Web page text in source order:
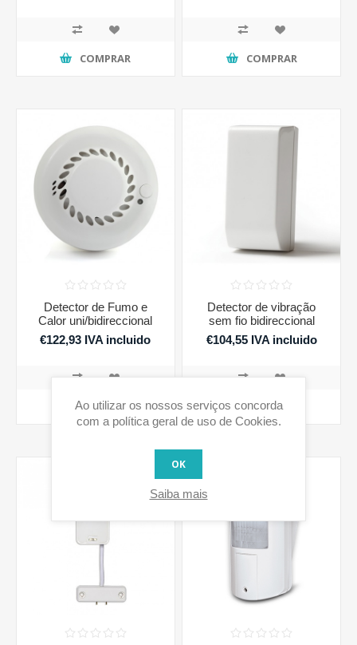
COMPRAR COMPRAR
Detector de Fumo e
Calor uni/bidireccional
€122,93 IVA incluido
COMPRAR
Detector de vibração
sem fio bidireccional
€104,55 IVA incluido
COMPRAR
Ao utilizar os nossos serviços concorda
com a política geral de uso de Cookies.
OK
Saiba mais